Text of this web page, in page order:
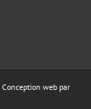
Conception web par